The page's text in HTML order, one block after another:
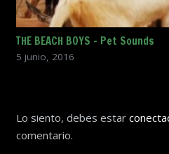
THE BEACH BOYS – Pet Sounds
5 junio, 2016
Lo siento, debes estar
comentario.